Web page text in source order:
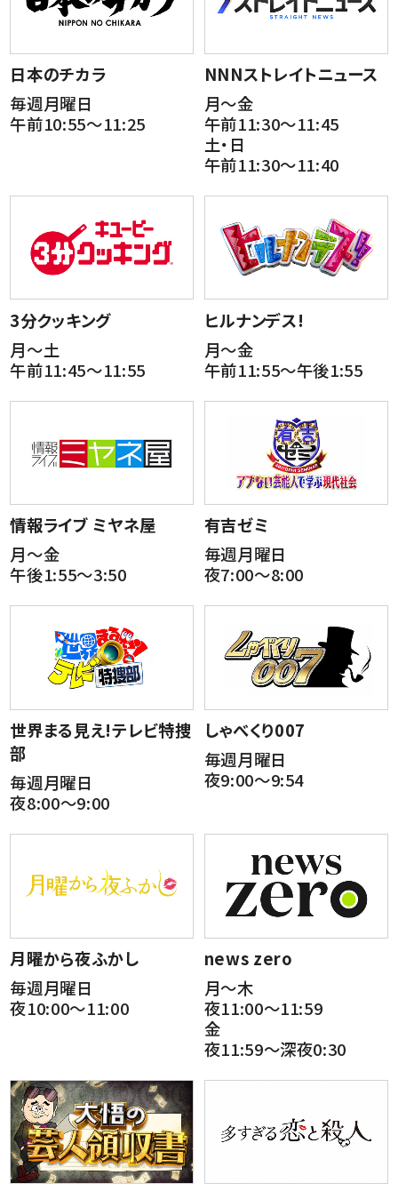
日本のチカラ
毎週月曜日
午前10:55～11:25
NNNストレイトニュース
月～金
午前11:30～11:45
土・日
午前11:30～11:40
3分クッキング
月～土
午前11:45～11:55
ヒルナンデス!
月～金
午前11:55～午後1:55
情報ライブ ミヤネ屋
月～金
午後1:55～3:50
有吉ゼミ
毎週月曜日
夜7:00～8:00
世界まる見え!テレビ特捜
部
毎週月曜日
夜8:00～9:00
しゃべくり007
毎週月曜日
夜9:00～9:54
月曜から夜ふかし
毎週月曜日
夜10:00～11:00
news zero
月～木
夜11:00～11:59
金
夜11:59～深夜0:30